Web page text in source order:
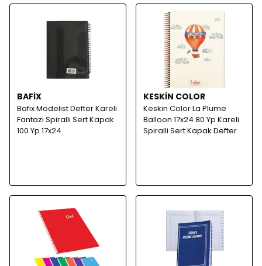
BAFİX
Bafix Modelist Defter Kareli
Fantazi Spiralli Sert Kapak
100 Yp 17x24
KESKİN COLOR
Keskin Color La Plume
Balloon 17x24 80 Yp Kareli
Spiralli Sert Kapak Defter